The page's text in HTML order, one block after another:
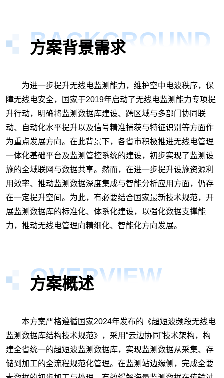
方案背景需求
BACKGROUND
为进一步提升无线电监测能力，维护空中电波秩序，保
障无线电安全，国家于2019年启动了无线电监测能力专项提
升行动，明确将监测数据库建设、跨区域与多部门协同联
动、自动化水平提升以及信号精准捕获与特征识别等方面作
为重点发展方向。在此背景下，各省市积极推进无线电管理
一体化基础平台及监测管控系统的建设，初步实现了监测设
施的全域联网与数据共享。然而，在进一步提升设施资源利
用效率、推动监测数据深度集成与智能分析应用方面，仍存
在一定提升空间。为此，有必要结合国家最新技术规范，开
展监测数据库的标准化、体系化建设，以强化数据支撑能
力，推动无线电管理向精细化、智能化方向发展。
方案概述
OVERVIEW
本方案严格遵循国家2024年发布的《超短波频段无线电
监测数据库结构技术规范》，采用“云边协同”技术架构，构
建全省统一的超短波监测数据库，实现监测数据从采集、存
储到加工的全流程规范化管理。在监测站边缘侧，完成全要